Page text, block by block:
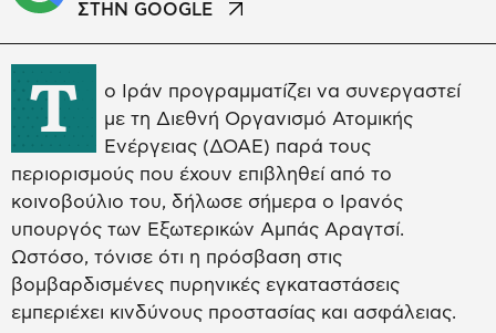
ΣΤΗΝ GOOGLE
Τ
ο Ιράν προγραμματίζει να συνεργαστεί
με τη Διεθνή Οργανισμό Ατομικής
Ενέργειας (ΔΟΑΕ) παρά τους
περιορισμούς που έχουν επιβληθεί από το
κοινοβούλιο του, δήλωσε σήμερα ο Ιρανός
υπουργός των Εξωτερικών Αμπάς Αραγτσί.
Ωστόσο, τόνισε ότι η πρόσβαση στις
βομβαρδισμένες πυρηνικές εγκαταστάσεις
εμπεριέχει κινδύνους προστασίας και ασφάλειας.